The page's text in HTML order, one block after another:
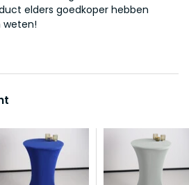
elders goedkoper hebben
weten!